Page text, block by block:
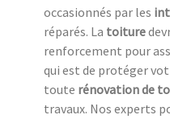
occasionnés par les
réparés. La toiture
renforcement pour
qui est de protéger
toute rénovation de
travaux. Nos experts